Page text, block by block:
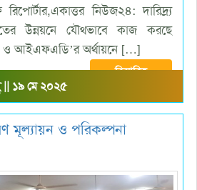
নিউজ২৪: দারিদ্র্য
উন্নয়নে যৌথভাবে কাজ করছে
ও আইএফএডি’র অর্থায়নে […]
বিস্তারিত
|| ১৯ মে ২০২৫
মূল্যায়ন ও পরিকল্পনা